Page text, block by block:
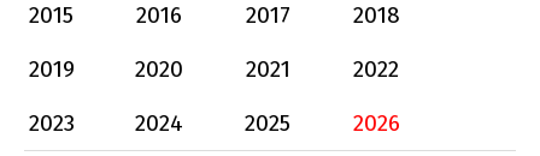
2015
2016 2017
2018
2019
2020 2021
2022
2023
2024 2025
2026